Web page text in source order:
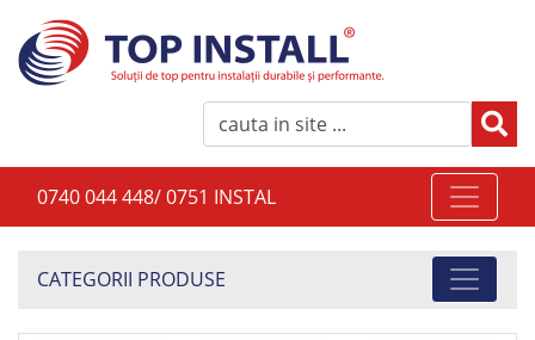
0740 044 448/ 0751 INSTAL
CATEGORII PRODUSE